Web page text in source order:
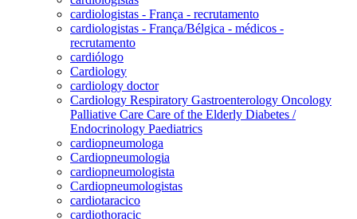
cardiologistas - França - recrutamento
cardiologistas - França/Bélgica - médicos -
recrutamento
cardiólogo
Cardiology
cardiology doctor
Cardiology Respiratory Gastroenterology Oncology
Palliative Care Care of the Elderly Diabetes /
Endocrinology Paediatrics
cardiopneumologa
Cardiopneumologia
cardiopneumologista
Cardiopneumologistas
cardiotaracico
cardiothoracic